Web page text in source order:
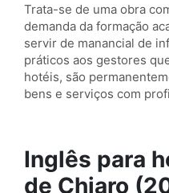
Trata-se de uma obra
demanda da formação
servir de manancial de
práticos aos gestores
hotéis, são
bens e serviços com
Inglês para
de Chiaro